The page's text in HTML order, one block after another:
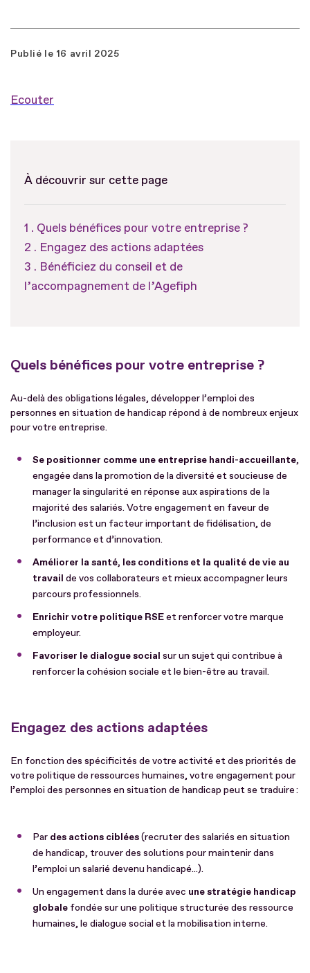
Publié le 16 avril 2025
Ecouter
À découvrir sur cette page
Quels bénéfices pour votre entreprise ?
Engagez des actions adaptées
Bénéficiez du conseil et de
l’accompagnement de l’Agefiph
Quels bénéfices pour votre entreprise ?
Au-delà des obligations légales, développer l’emploi des
personnes en situation de handicap répond à de nombreux enjeux
pour votre entreprise.
Se positionner comme une entreprise handi-accueillante,
engagée dans la promotion de la diversité et soucieuse de
manager la singularité en réponse aux aspirations de la
majorité des salariés. Votre engagement en faveur de
l’inclusion est un facteur important de fidélisation, de
performance et d’innovation.
Améliorer la santé, les conditions et la qualité de vie au
travail de vos collaborateurs et mieux accompagner leurs
parcours professionnels.
Enrichir votre politique RSEet renforcer votre marque
employeur.
Favoriser le dialogue social sur un sujet qui contribue à
renforcer la cohésion sociale et le bien-être au travail.
Engagez des actions adaptées
En fonction des spécificités de votre activité et des priorités de
votre politique de ressources humaines, votre engagement pour
l’emploi des personnes en situation de handicap peut se traduire :
Par des actions ciblées(recruter des salariés en situation
de handicap, trouver des solutions pour maintenir dans
l’emploi un salarié devenu handicapé...).
Un engagement dans la durée avec une stratégie handicap
globale fondée sur une politique structurée des ressource
humaines, le dialogue social et la mobilisation interne.